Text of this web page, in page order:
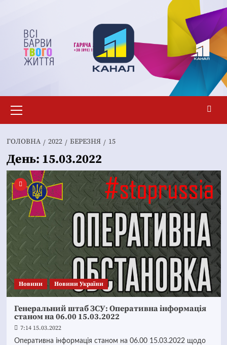
вмісту
меню
ГОЛОВНА 2022 БЕРЕЗНЯ 15
День: 15.03.2022
Новини Новини України
Генеральний штаб ЗСУ: Оперативна інформація
станом на 06.00 15.03.2022
7:14 15.03.2022
Оперативна інформація станом на 06.00 15.03.2022 щодо